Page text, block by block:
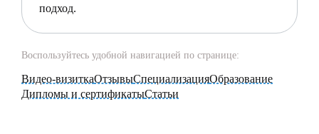
подход.
Воспользуйтесь удобной навигацией по странице:
Видео-визиткаОтзывыСпециализацияОбразование
Дипломы и сертификатыСтатьи